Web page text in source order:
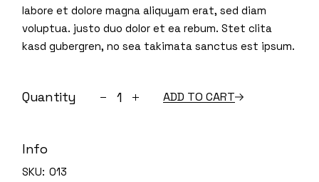
labore et dolore magna aliquyam erat, sed diam
voluptua. justo duo dolor et ea rebum. Stet clita
kasd gubergren, no sea takimata sanctus est ipsum.
Quantity Bench quantityADD TO CART
Info
SKU: 013